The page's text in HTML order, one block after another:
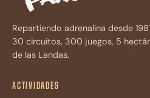
Repartiendo adrenalina desde
30 circuitos, 300 juegos, 5
de las Landas.
ACTIVIDADES